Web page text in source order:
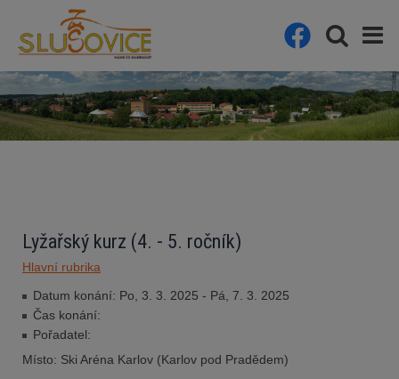
Lyžařský kurz (4. - 5. ročník)
Hlavní rubrika
Datum konání: Po, 3. 3. 2025 - Pá, 7. 3. 2025
Čas konání:
Pořadatel:
Místo: Ski Aréna Karlov (Karlov pod Pradědem)